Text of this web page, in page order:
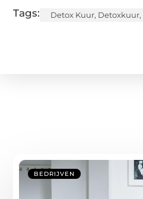
Tags: Detox Kuur, Detoxkuur,
BEDRIJVEN